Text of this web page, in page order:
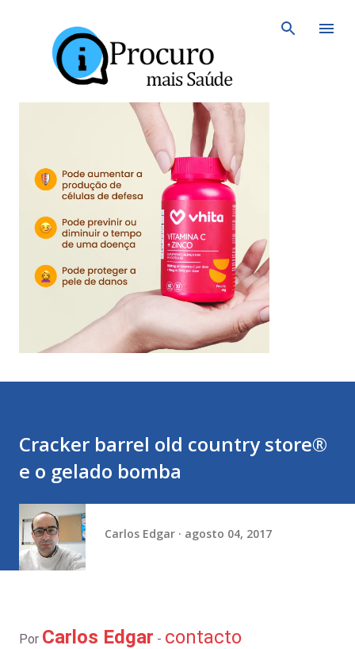
Cracker barrel old country store®
e o gelado bomba
Carlos Edgar agosto 04, 2017
Por Carlos Edgar - contacto